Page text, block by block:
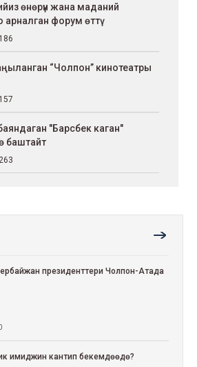
өнөрүн жана маданий
форум өттү
186
“Чолпон” кинотеатры
157
"Барсбек каган"
баштайт
263
президенттери Чолпон-Атада
имиджин кантип бекемдөөдө?